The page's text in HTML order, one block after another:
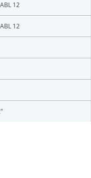
12
12LOGIN
formulier in om in